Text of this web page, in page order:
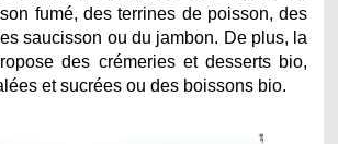
fumé, des terrines de poisson, des
saucisson ou du jambon. De plus, la
des crémeries et desserts bio,
et sucrées ou des boissons bio.